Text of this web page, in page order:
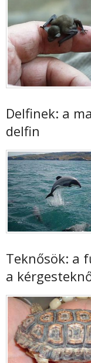
Delfinek: a
delfin
Teknősök: a
a